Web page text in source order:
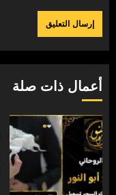
أعمال ذات صلة